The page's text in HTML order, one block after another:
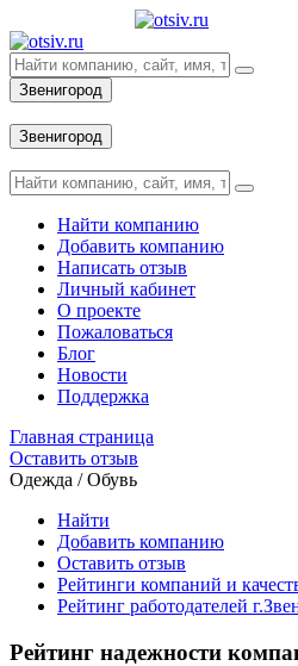
Звенигород
Звенигород
Найти компанию
Добавить компанию
Написать отзыв
Личный кабинет
О проекте
Пожаловаться
Блог
Новости
Поддержка
Главная страница
Оставить отзыв
Одежда / Обувь
Найти
Добавить компанию
Оставить отзыв
Рейтинги компаний и
Рейтинг работодателей
Рейтинг надежности